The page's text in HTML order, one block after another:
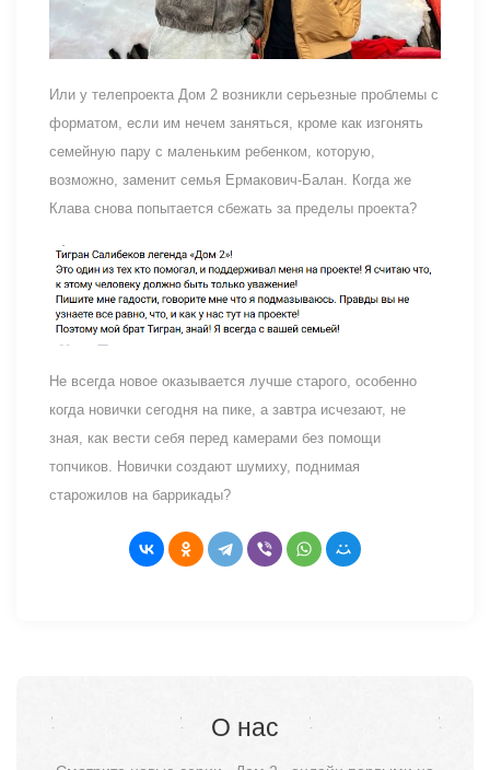
Или у телепроекта Дом 2 возникли серьезные проблемы с
форматом, если им нечем заняться, кроме как изгонять
семейную пару с маленьким ребенком, которую,
возможно, заменит семья Ермакович-Балан. Когда же
Клава снова попытается сбежать за пределы проекта?
Не всегда новое оказывается лучше старого, особенно
когда новички сегодня на пике, а завтра исчезают, не
зная, как вести себя перед камерами без помощи
топчиков. Новички создают шумиху, поднимая
старожилов на баррикады?
О нас